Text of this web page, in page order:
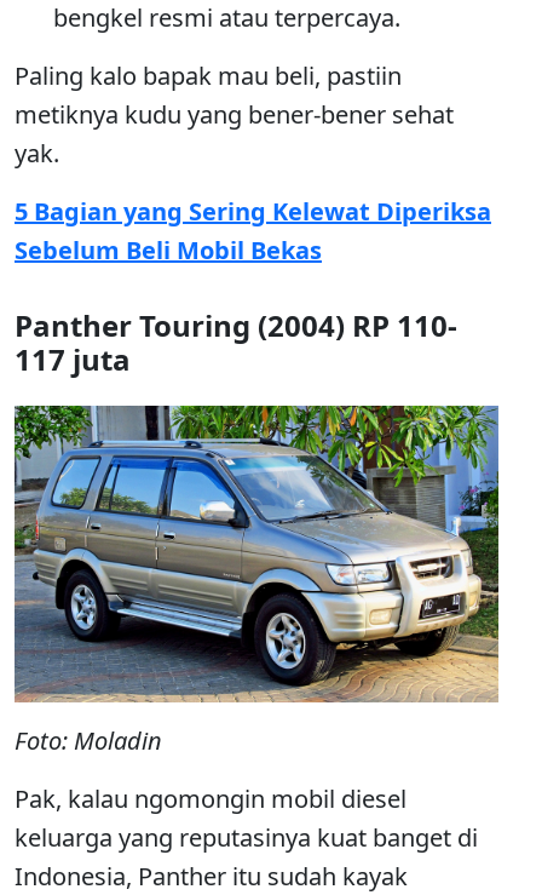
bengkel resmi atau terpercaya.
Paling kalo bapak mau beli, pastiin
metiknya kudu yang bener-bener sehat
yak.
5 Bagian yang Sering Kelewat Diperiksa
Sebelum Beli Mobil Bekas
Panther Touring (2004) RP 110-
117 juta
Foto: Moladin
Pak, kalau ngomongin mobil diesel
keluarga yang reputasinya kuat banget di
Indonesia, Panther itu sudah kayak